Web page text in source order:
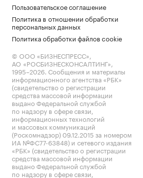
Пользовательское соглашение
Политика в отношении обработки
персональных данных
Политика обработки файлов cookie
© ООО «БИЗНЕСПРЕСС»,
АО «РОСБИЗНЕСКОНСАЛТИНГ»,
1995–2026. Сообщения и материалы
информационного агентства «РБК»
(свидетельство о регистрации
средства массовой информации
выдано Федеральной службой
по надзору в сфере связи,
информационных технологий
и массовых коммуникаций
(Роскомнадзор) 09.12.2015 за номером
ИА №ФС77-63848) и сетевого издания
«РБК» (свидетельство о регистрации
средства массовой информации
выдано Федеральной службой
по надзору в сфере связи,